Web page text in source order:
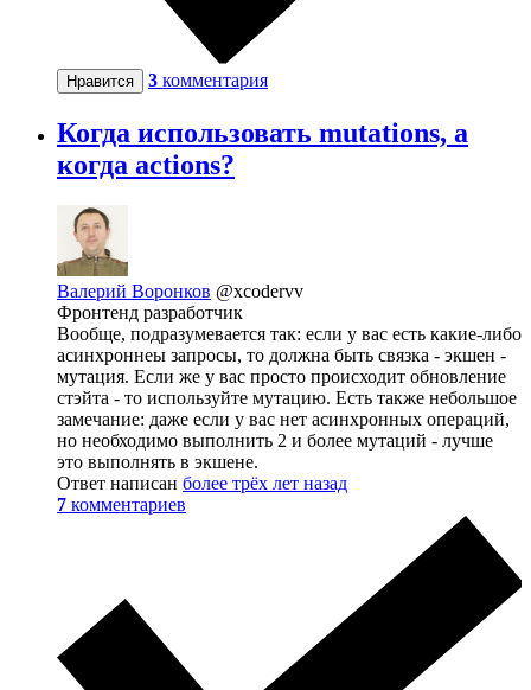
Нравится 3 комментария
Когда использовать mutations, а
когда actions?
Валерий Воронков @xcodervv
Фронтенд разработчик
Вообще, подразумевается так: если у вас есть какие-либо
асинхроннеы запросы, то должна быть связка - экшен -
мутация. Если же у вас просто происходит обновление
стэйта - то используйте мутацию. Есть также небольшое
замечание: даже если у вас нет асинхронных операций,
но необходимо выполнить 2 и более мутаций - лучше
это выполнять в экшене.
Ответ написан более трёх лет назад
7 комментариев